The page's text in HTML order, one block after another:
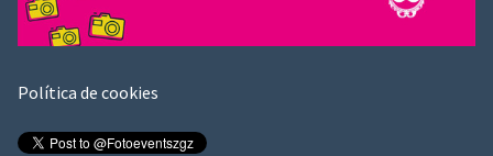
Política de cookies